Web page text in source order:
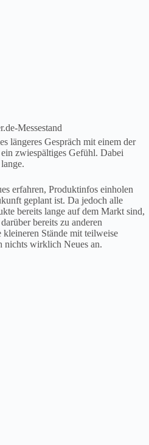
Messestand
längeres Gespräch mit einem der
zwiespältiges Gefühl. Dabei
erfahren, Produktinfos einholen
geplant ist. Da jedoch alle
bereits lange auf dem Markt sind,
bereits zu anderen
Stände mit teilweise
nichts wirklich Neues an.